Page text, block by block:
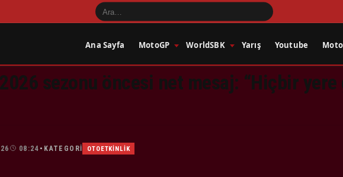
Ana Sayfa MotoGP WorldSBK Yarış Youtube
sezonu öncesi net mesaj: “Hiçbir
08:24 • KATEGORI OTOETKINLIK